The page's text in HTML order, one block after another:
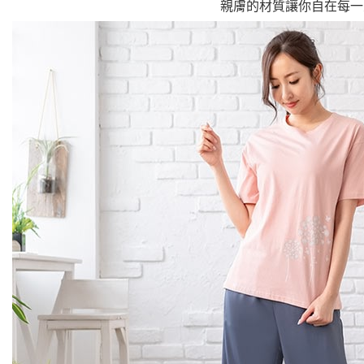
親膚的材質讓你自在每